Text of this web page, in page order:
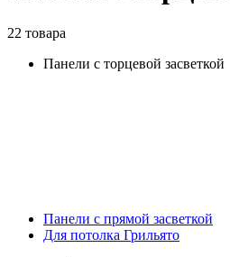
22 товара
Панели с торцевой засветкой
Панели с прямой засветкой
Для потолка Грильято